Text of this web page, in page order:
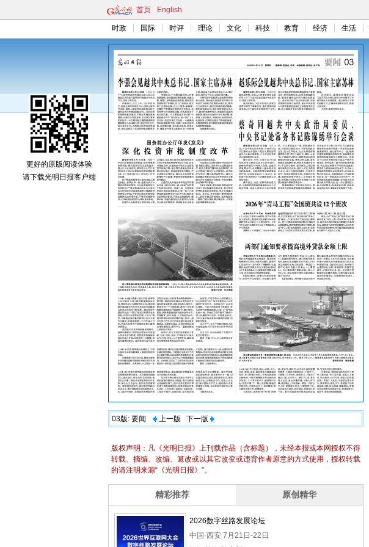
首页 English
时政 国际 时评 理论 文化 科技 教育 经济 生活
03版: 要闻 上一版 下一版
更好的原版阅读体验
请下载光明日报客户端